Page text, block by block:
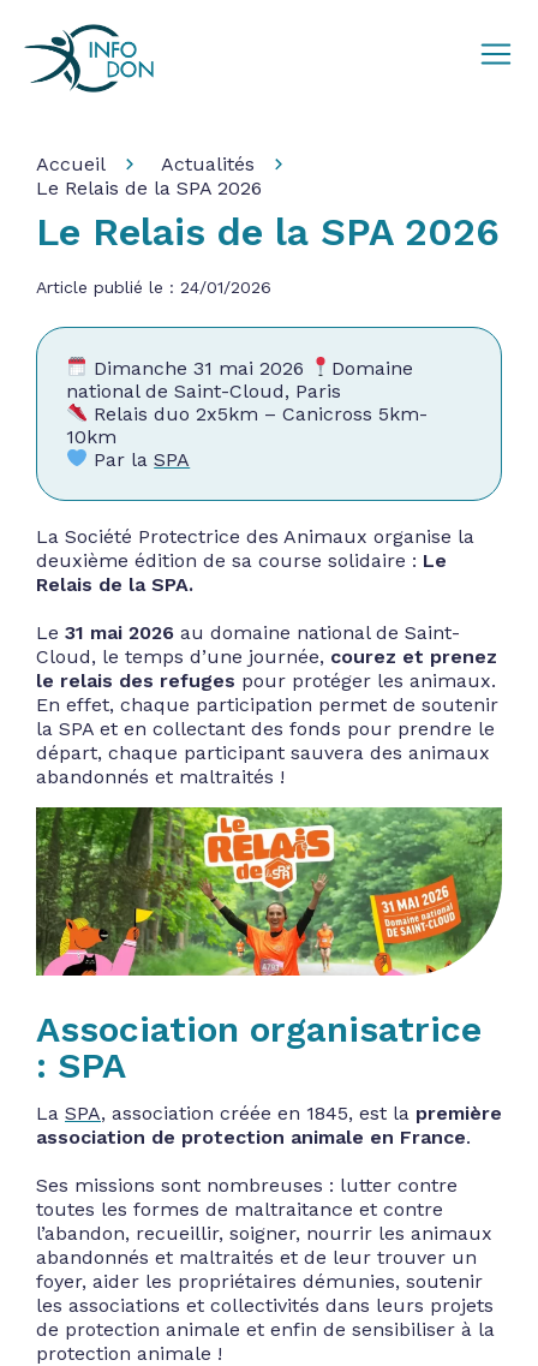
Accueil
Actualités
Le Relais de la SPA 2026
Le Relais de la SPA 2026
Article publié le : 24/01/2026
Dimanche 31 mai 2026
Domaine
national de Saint-Cloud, Paris
Relais duo 2x5km – Canicross 5km-
10km
Par laSPA
La Société Protectrice des Animaux organise la
deuxième édition de sa course solidaire : Le
Relais de la SPA.
Le 31 mai 2026 au domaine national de Saint-
Cloud, le temps d’une journée, courez et prenez
le relais des refuges pour protéger les animaux.
En effet, chaque participation permet de soutenir
la SPA et en collectant des fonds pour prendre le
départ, chaque participant sauvera des animaux
abandonnés et maltraités !
Association organisatrice
: SPA
La SPA, association créée en 1845, est la première
association de protection animale en France.
Ses missions sont nombreuses : lutter contre
toutes les formes de maltraitance et contre
l’abandon, recueillir, soigner, nourrir les animaux
abandonnés et maltraités et de leur trouver un
foyer, aider les propriétaires démunies, soutenir
les associations et collectivités dans leurs projets
de protection animale et enfin de sensibiliser à la
protection animale !